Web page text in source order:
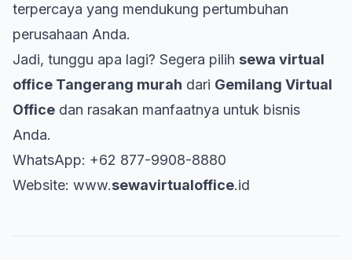
terpercaya yang mendukung pertumbuhan
perusahaan Anda.
Jadi, tunggu apa lagi? Segera pilih sewa virtual
office Tangerang murah dari Gemilang Virtual
Office dan rasakan manfaatnya untuk bisnis
Anda.
WhatsApp: +62 877-9908-8880
Website: www.sewavirtualoffice.id